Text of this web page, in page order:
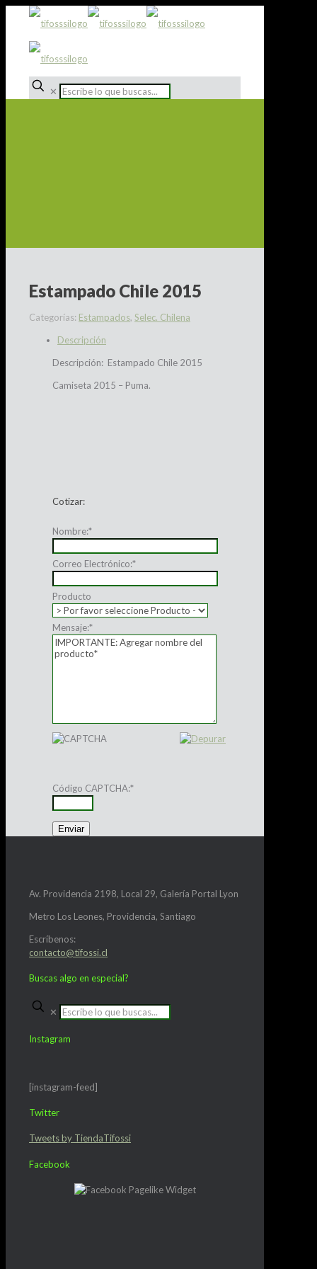
✕
Estampado Chile 2015
Categorías: Estampados, Selec. Chilena
Descripción
Descripción: Estampado Chile 2015
Camiseta 2015 – Puma.
Cotizar:
Nombre:*
Correo Electrónico:*
Producto
Mensaje:*
Código CAPTCHA:*
Av. Providencia 2198, Local 29, Galería Portal Lyon
Metro Los Leones, Providencia, Santiago
Escríbenos:
contacto@tifossi.cl
Buscas algo en especial?
✕
Instagram
[instagram-feed]
Twitter
Tweets by TiendaTifossi
Facebook